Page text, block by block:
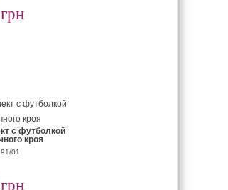
с футболкой
кроя
01